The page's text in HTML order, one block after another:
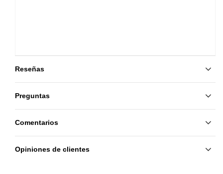
Reseñas
Preguntas
Comentarios
Opiniones de clientes